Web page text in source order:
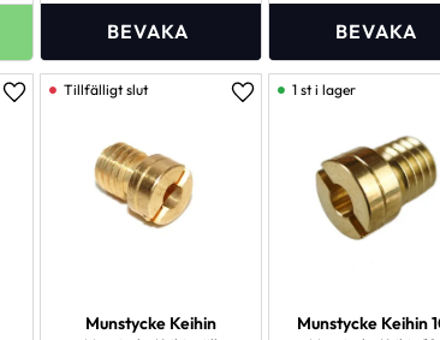
Lägg till i favoriter
Munstycke Keihin
Lägg till i favoriter
Munstycke Keihin
1 st i lager